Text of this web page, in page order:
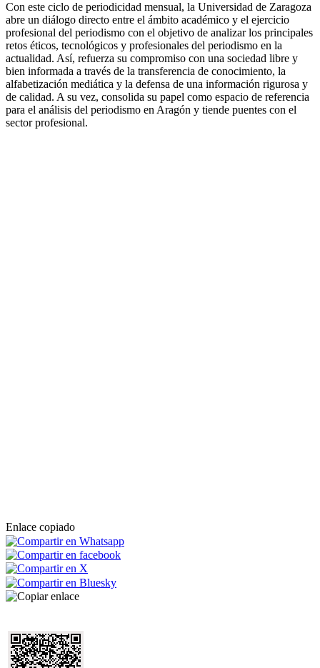
Con este ciclo de periodicidad mensual, la Universidad de Zaragoza
abre un diálogo directo entre el ámbito académico y el ejercicio
profesional del periodismo con el objetivo de analizar los principales
retos éticos, tecnológicos y profesionales del periodismo en la
actualidad. Así, refuerza su compromiso con una sociedad libre y
bien informada a través de la transferencia de conocimiento, la
alfabetización mediática y la defensa de una información rigurosa y
de calidad. A su vez, consolida su papel como espacio de referencia
para el análisis del periodismo en Aragón y tiende puentes con el
sector profesional.
Enlace copiado